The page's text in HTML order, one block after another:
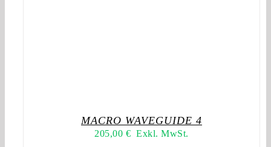
MACRO WAVEGUIDE 4
205,00 € Exkl. MwSt.